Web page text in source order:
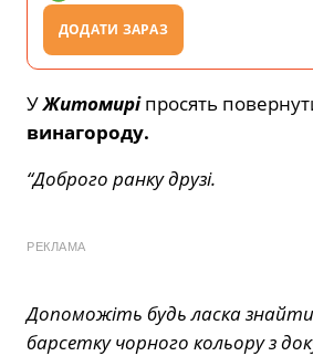
ДОДАТИ ЗАРАЗ
УЖитомиріпросять
винагороду.
“Доброго ранку друзі.
РЕКЛАМА
Допоможіть будь ласка
барсетку чорного кольору з